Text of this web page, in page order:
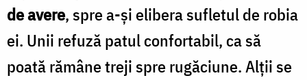
de avere, spre a-și elibera sufletul de robia
ei. Unii refuză patul confortabil, ca să
poată rămâne treji spre rugăciune. Alții se